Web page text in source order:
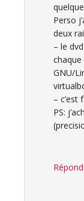
Perso
deux
– le
GNU/
– c’est
PS: